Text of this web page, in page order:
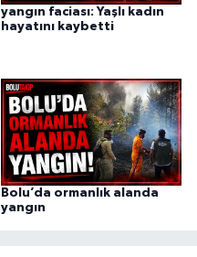
yangın faciası: Yaşlı kadın
hayatını kaybetti
Bolu’da ormanlık alanda
yangın